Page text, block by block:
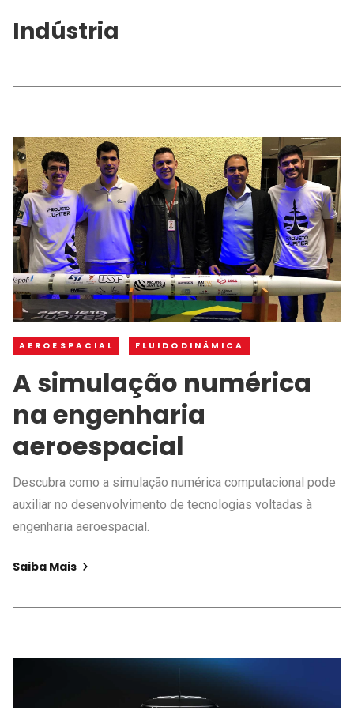
Indústria
AEROESPACIAL FLUIDODINÂMICA
A simulação numérica
na engenharia
aeroespacial
Descubra como a simulação numérica computacional pode
auxiliar no desenvolvimento de tecnologias voltadas à
engenharia aeroespacial.
Saiba Mais